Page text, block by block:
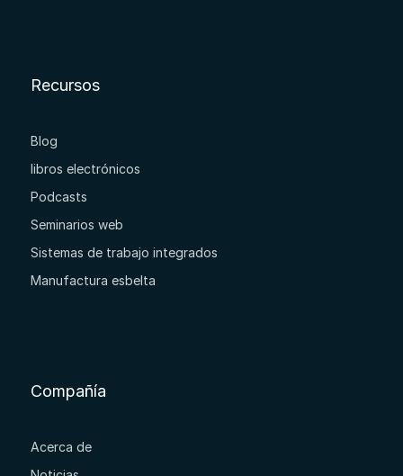
Recursos
Blog
libros electrónicos
Podcasts
Seminarios web
Sistemas de trabajo integrados
Manufactura esbelta
Compañía
Acerca de